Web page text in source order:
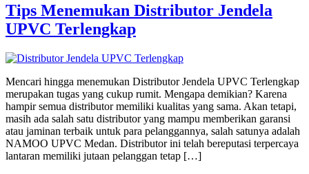
Tips Menemukan Distributor Jendela
UPVC Terlengkap
Mencari hingga menemukan Distributor Jendela UPVC Terlengkap
merupakan tugas yang cukup rumit. Mengapa demikian? Karena
hampir semua distributor memiliki kualitas yang sama. Akan tetapi,
masih ada salah satu distributor yang mampu memberikan garansi
atau jaminan terbaik untuk para pelanggannya, salah satunya adalah
NAMOO UPVC Medan. Distributor ini telah bereputasi terpercaya
lantaran memiliki jutaan pelanggan tetap […]